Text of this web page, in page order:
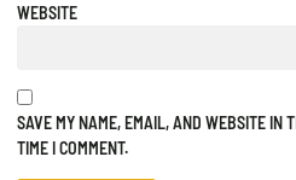
WEBSITE
SAVE MY NAME, EMAIL, AND WEBSITE IN
TIME I COMMENT.